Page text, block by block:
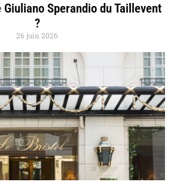
Sperandio du Taillevent
?
26 juin 2026